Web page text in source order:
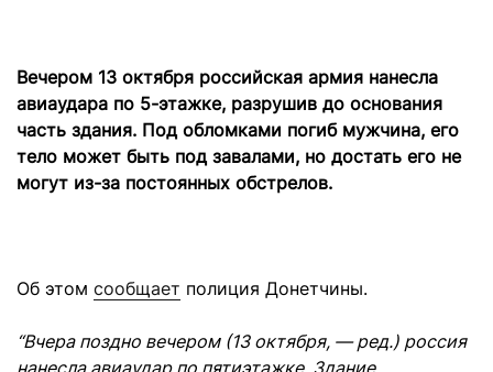
Вечером 13 октября российская армия нанесла
авиаудара по 5-этажке, разрушив до основания
часть здания. Под обломками погиб мужчина, его
тело может быть под завалами, но достать его не
могут из-за постоянных обстрелов.
Об этом сообщает полиция Донетчины.
“Вчера поздно вечером (13 октября, — ред.) россия
нанесла авиаудар по пятиэтажке. Здание